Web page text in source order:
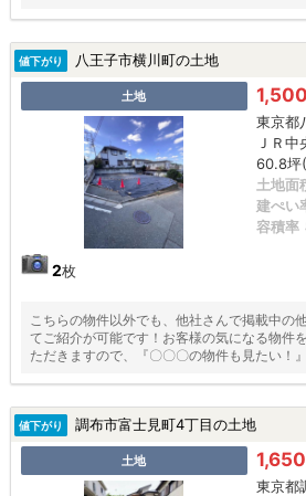
値下がり 八王子市横川町の土地
土地
2枚
東京都
ＪＲ
60.8坪
土地面
建ぺい
容積率
こちらの物件以外でも、他社さんで掲載中の
てご紹介が可能です！お客様の気になる物件
ただきますので、『〇〇〇の物件も見たい！
値下がり 調布市富士見町4丁目の土地
土地
東京都